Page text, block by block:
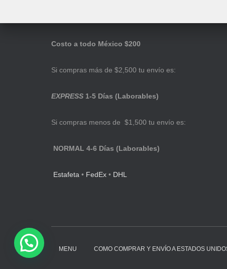
Costo a todo México $200
Si compras más de $2,500 tu envío es:
EXPRESS 1-5 Días (Laborables)
Si compras menos de $1,500 tu envío es:
NORMAL 4-6 Días (Laborables)
Estafeta • FedEx • DHL
MENU COMO COMPRAR Y ENVÍO A ESTADOS